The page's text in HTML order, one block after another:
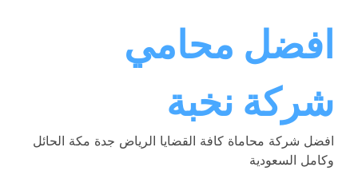
contentافضل محامي
شركة نخبة
افضل شركة محاماة كافة القضايا الرياض جدة مكة الحائل
وكامل السعودية